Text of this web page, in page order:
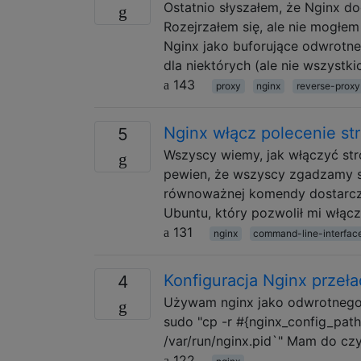
Ostatnio słyszałem, że Nginx
Rozejrzałem się, ale nie
Nginx jako buforujące
dla niektórych (ale nie
143
proxy nginx reverse-proxy
5 Nginx włącz polecenie
Wszyscy wiemy, jak włączyć
pewien, że wszyscy zgadzamy
równoważnej komendy
Ubuntu, który pozwolił mi
131
nginx command-line-
4 Konfiguracja Nginx
Używam nginx jako
sudo "cp -r
/var/run/nginx.pid`" Mam do